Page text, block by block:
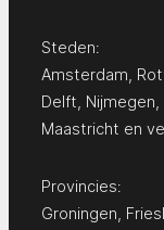
Steden:
Amsterdam
Delft Nijmegen
Maastricht en
Provincies:
Groningen